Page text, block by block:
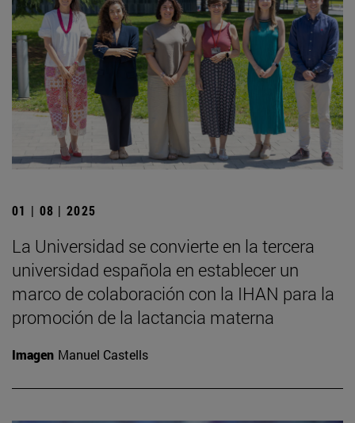
01 | 08 | 2025
La Universidad se convierte en la tercera
universidad española en establecer un
marco de colaboración con la IHAN para la
promoción de la lactancia materna
Imagen Manuel Castells